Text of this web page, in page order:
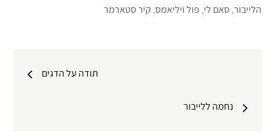
הלייבור,סאם לי, פול ויליאמס, קיר סטארמר
תודה על הדגים
נחמה ללייבור